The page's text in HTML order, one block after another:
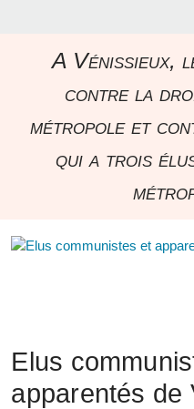
A Vénissieux,
contre la
métropole et
qui a trois
Elus
apparentés de